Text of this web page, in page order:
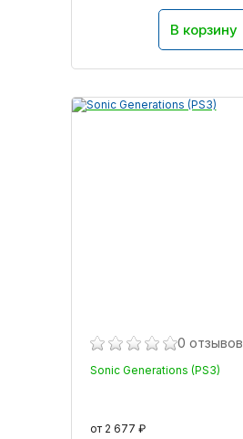
В корзину
0 отзывов
Sonic Generations (PS3)
от 2 677 ₽